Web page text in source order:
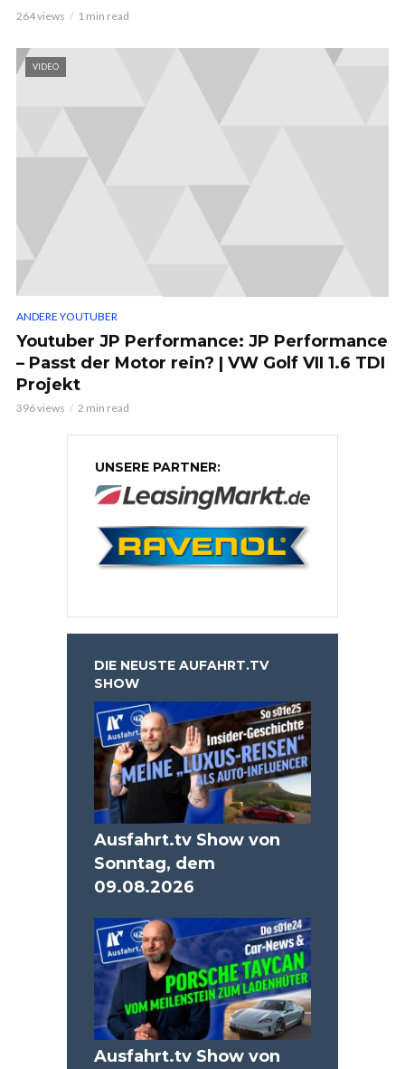
264 views 1 min read
VIDEO
ANDERE YOUTUBER
Youtuber JP Performance: JP Performance
– Passt der Motor rein? | VW Golf VII 1.6 TDI
Projekt
396 views 2 min read
UNSERE PARTNER:
DIE NEUSTE AUFAHRT.TV
SHOW
Ausfahrt.tv Show von
Sonntag, dem
09.08.2026
Ausfahrt.tv Show von